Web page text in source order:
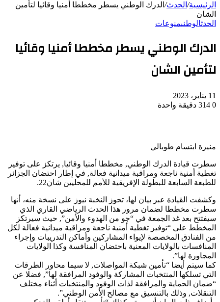
الرئيسية/ الحدث/ الدرك الوطني يسطر مخططا أمنيا وقائيا لتأمين
الشان
الحدثالوطنيمنوعات
الدرك الوطني يسطر مخططا أمنيا وقائيا
لتأمين الشان
11 يناير، 2023
0
دقيقة واحدة
منيرة ابتسام طوبالي
سطرت قيادة الدرك الوطني, مخططا أمنيا وقائيا, يرتكز على توفير
تغطية أمنية ناجعة ومراقبة ميدانية فعالة, في إطار احتضان الجزائر
للطبعة السابعة للبطولة الإفريقية للأمم للمحليين شان22.
وكشفت القيادة عبر بيان لها، تحوز النخبة نيوز على نسخة منه، أنها
سطرت مخططا لضمان مرور هذا الحدث الرياضي القاري الذي
سيفتتح بعد غد الجمعة في “جو من الهدوء والأمن”, حيث سيرتكز
المخطط على “توفير تغطية أمنية ناجعة ومراقبة ميدانية فعالة لكل
من الفنادق المخصصة لإيواء المشاركين وأماكن التدريبات وإجراء
المنافسات بالولايات المعنية باحتضان المنافسة وكذا الولايات
المجاورة لها”.
كما سيتم أيضا “تأمين شبكة المواصلات, لا سيما محاور الطرقات
التي تسلكها المنتخبات المشاركة والوفود المرافقة لها”, فضلا عن
“ضمان الحماية والمرافقة لذات الوفود والمنتخبات أثناء مختلف
التنقلات, وذلك بالتنسيق مع مصالح الأمن الوطني”.